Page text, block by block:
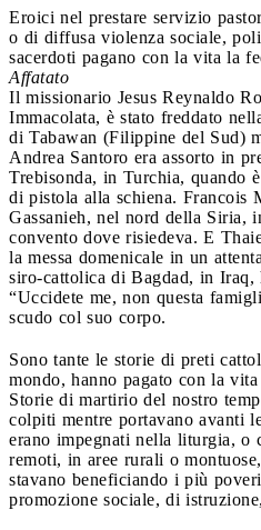
Eroici nel prestare servizio
o di diffusa violenza sociale,
sacerdoti pagano con la vita la
Affatato
Il missionario Jesus Reynaldo
Immacolata, è stato freddato
di Tabawan (Filippine del Sud)
Andrea Santoro era assorto in
Trebisonda, in Turchia, quando
di pistola alla schiena. Francois
Gassanieh, nel nord della Siria,
convento dove risiedeva. E
la messa domenicale in un
siro-cattolica di Bagdad, in Iraq,
“Uccidete me, non questa
scudo col suo corpo.
Sono tante le storie di preti
mondo, hanno pagato con la
Storie di martirio del nostro
colpiti mentre portavano avanti
erano impegnati nella liturgia, o
remoti, in aree rurali o
stavano beneficiando i più
promozione sociale, di